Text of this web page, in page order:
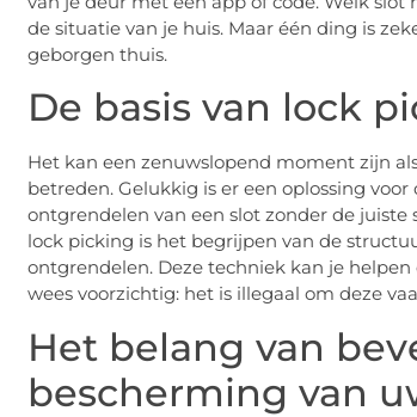
de situatie van je huis. Maar één ding is
geborgen thuis.
De basis van lock
Het kan een zenuwslopend moment zijn
betreden. Gelukkig is er een oplossing
ontgrendelen van een slot zonder de juiste
lock picking is het begrijpen van de
ontgrendelen. Deze techniek kan je
wees voorzichtig: het is illegaal om deze
Het belang van
bescherming van